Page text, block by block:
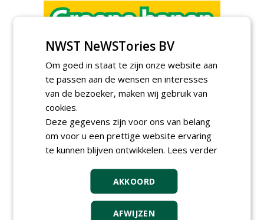
Adviseur openbaar groen,
Vos Capelle
27-07-2026, Sprang-Capelle
Accountmanager Nederland
Projectcoördinator milieu en
saneringen JdB groep
Werkvoorbereider /
calculator Groendaken bij
Wallaard
30-06-2026, Noordeloos
NWST NeWSTories BV
Om goed in staat te zijn onze website aan
te passen aan de wensen en interesses
van de bezoeker, maken wij gebruik van
cookies.
Deze gegevens zijn voor ons van belang
om voor u een prettige website ervaring
te kunnen blijven ontwikkelen. Lees verder
AKKOORD
AFWIJZEN